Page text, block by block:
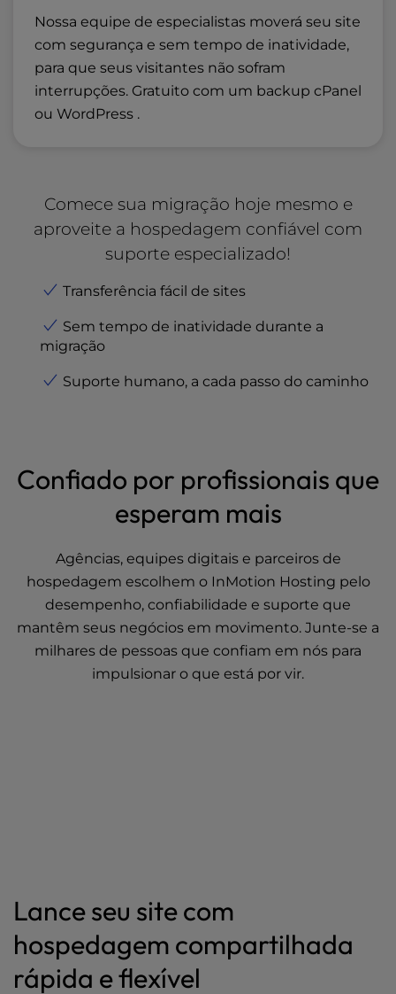
Nossa equipe de especialistas moverá seu site
com segurança e sem tempo de inatividade,
para que seus visitantes não sofram
interrupções. Gratuito com um backup cPanel
ou WordPress .
Comece sua migração hoje mesmo e
aproveite a hospedagem confiável com
suporte especializado!
Transferência fácil de sites
Sem tempo de inatividade durante a
migração
Suporte humano, a cada passo do caminho
Confiado por profissionais que
esperam mais
Agências, equipes digitais e parceiros de
hospedagem escolhem o InMotion Hosting pelo
desempenho, confiabilidade e suporte que
mantêm seus negócios em movimento. Junte-se a
milhares de pessoas que confiam em nós para
impulsionar o que está por vir.
Lance seu site com
hospedagem compartilhada
rápida e flexível